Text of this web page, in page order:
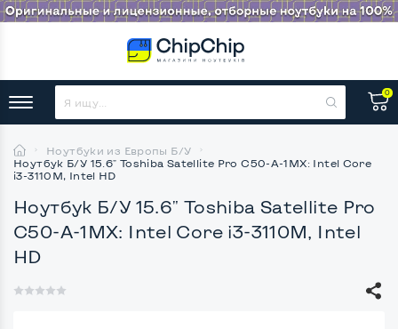
0
Ноутбуки из Европы Б/У
Ноутбук Б/У 15.6" Toshiba Satellite Pro C50-A-1MX: Intel Core
i3-3110M, Intel HD
Ноутбук Б/У 15.6" Toshiba Satellite Pro
C50-A-1MX: Intel Core i3-3110M, Intel
HD